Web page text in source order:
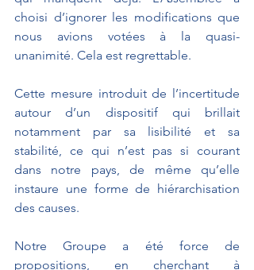
choisi d’ignorer les modifications que
nous avions votées à la quasi-
unanimité. Cela est regrettable.
Cette mesure introduit de l’incertitude
autour d’un dispositif qui brillait
notamment par sa lisibilité et sa
stabilité, ce qui n’est pas si courant
dans notre pays, de même qu’elle
instaure une forme de hiérarchisation
des causes.
Notre Groupe a été force de
propositions, en cherchant à